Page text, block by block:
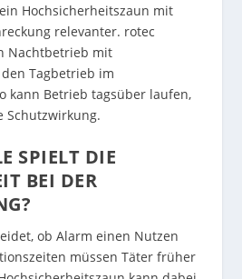
Hochsicherheitszaun mit
relevanter. rotec
Nachtbetrieb mit
Tagbetrieb im
kann Betrieb tagsüber laufen,
Schutzwirkung.
SPIELT DIE
BEI DER
ob Alarm einen Nutzen
müssen Täter früher